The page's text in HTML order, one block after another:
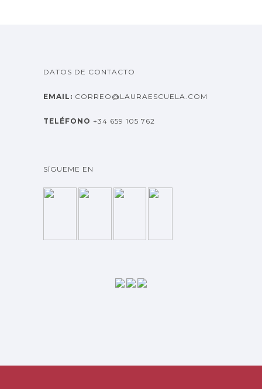
DATOS DE CONTACTO
EMAIL: CORREO@LAURAESCUELA.COM
TELÉFONO +34 659 105 762
SÍGUEME EN